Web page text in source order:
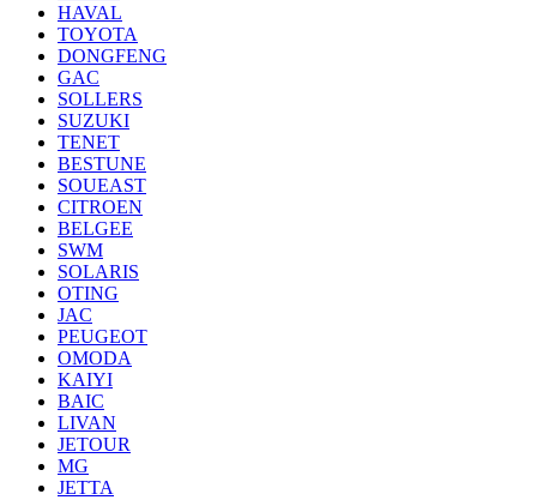
HAVAL
TOYOTA
DONGFENG
GAC
SOLLERS
SUZUKI
TENET
BESTUNE
SOUEAST
CITROEN
BELGEE
SWM
SOLARIS
OTING
JAC
PEUGEOT
OMODA
KAIYI
BAIC
LIVAN
JETOUR
MG
JETTA